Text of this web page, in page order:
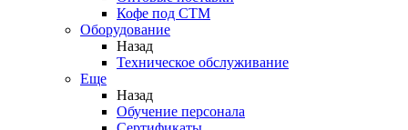
Кофе под СТМ
Оборудование
Назад
Техническое обслуживание
Еще
Назад
Обучение персонала